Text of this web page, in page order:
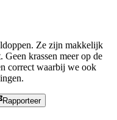
Ze zijn makkelijk
Geen krassen meer op de
correct waarbij we ook
Rapporteer